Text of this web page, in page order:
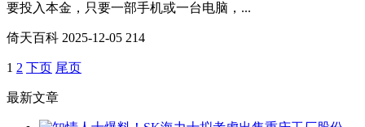
要投入本金，只要一部手机或一台电脑，...
倚天百科 2025-12-05 214
1 2 下页 尾页
最新文章